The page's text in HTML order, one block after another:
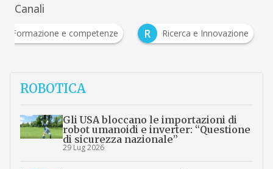
Canali
F
Formazione e competenze R Ricerca e
ROBOTICA
Gli USA bloccano le importazioni di
robot umanoidi e inverter: “Questione
di sicurezza nazionale”
29 Lug 2026